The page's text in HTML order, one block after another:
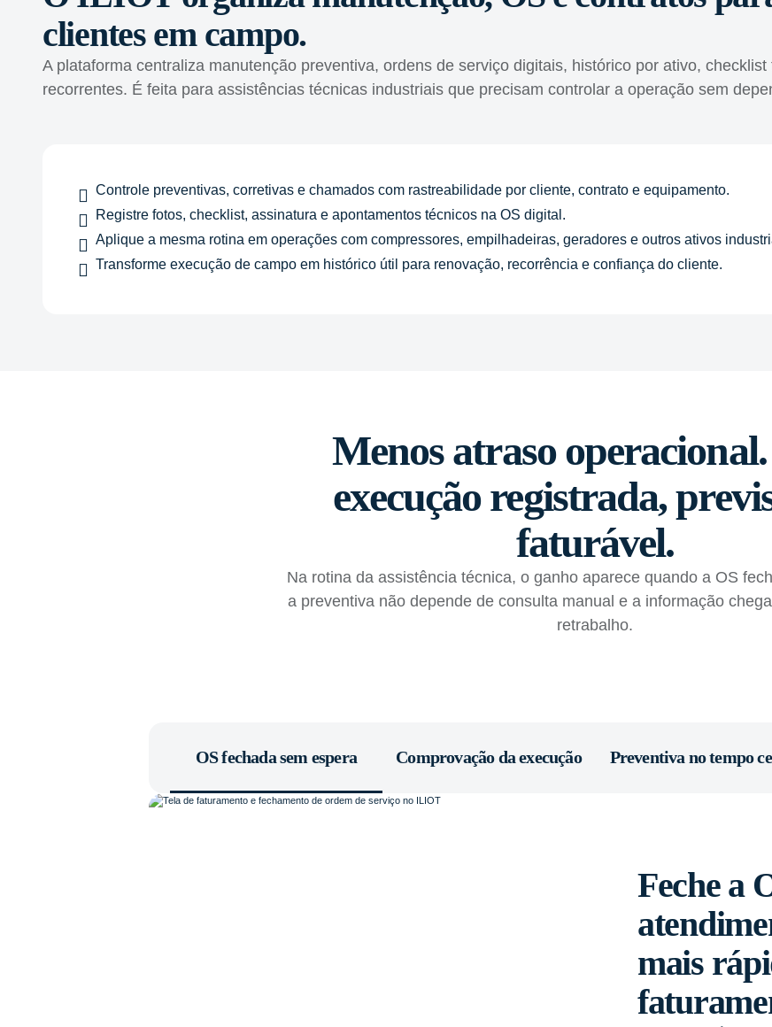
clientes em campo.
A plataforma centraliza manutenção preventiva, ordens de serviço digitais, histórico por ativo,
recorrentes. É feita para assistências técnicas industriais que precisam controlar a operação sem
Controle preventivas, corretivas e chamados com rastreabilidade por cliente, contrato e equipamento.
Registre fotos, checklist, assinatura e apontamentos técnicos na OS digital.
Aplique a mesma rotina em operações com compressores, empilhadeiras, geradores e outros ativos
Transforme execução de campo em histórico útil para renovação, recorrência e confiança do cliente.
Menos atraso
execução registrada,
faturável.
Na rotina da assistência técnica, o ganho aparece quando a OS
a preventiva não depende de consulta manual e a informação
retrabalho.
OS fechada sem espera Comprovação da execução Preventiva no tempo
Feche a
mais